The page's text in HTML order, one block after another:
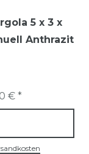
5 x 3 x
Anthrazit
€ *